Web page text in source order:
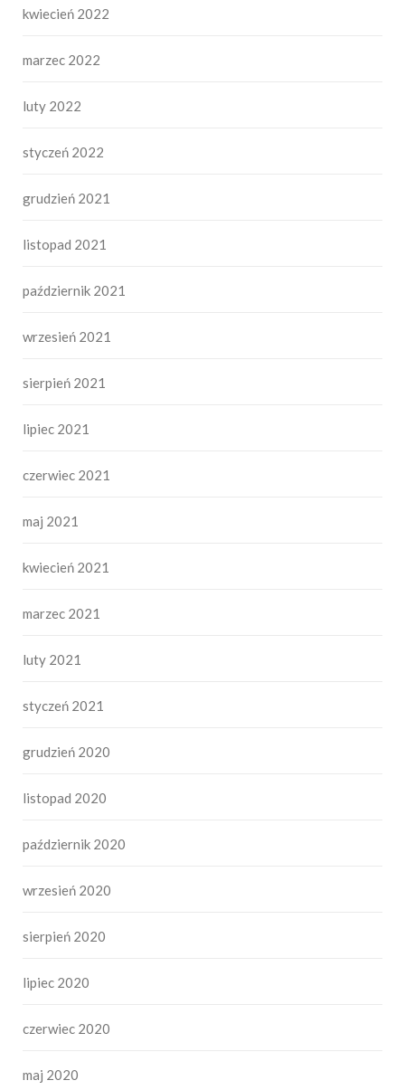
kwiecień 2022
marzec 2022
luty 2022
styczeń 2022
grudzień 2021
listopad 2021
październik 2021
wrzesień 2021
sierpień 2021
lipiec 2021
czerwiec 2021
maj 2021
kwiecień 2021
marzec 2021
luty 2021
styczeń 2021
grudzień 2020
listopad 2020
październik 2020
wrzesień 2020
sierpień 2020
lipiec 2020
czerwiec 2020
maj 2020